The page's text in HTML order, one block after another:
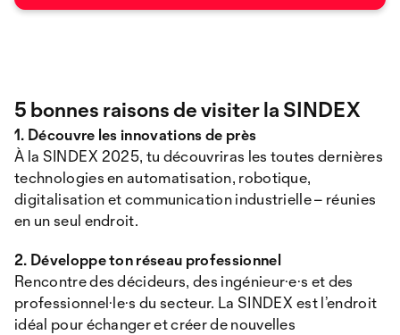
5 bonnes raisons de visiter la SINDEX
1. Découvre les innovations de près
À la SINDEX 2025, tu découvriras les toutes dernières
technologies en automatisation, robotique,
digitalisation et communication industrielle – réunies
en un seul endroit.
2. Développe ton réseau professionnel
Rencontre des décideurs, des ingénieur·e·s et des
professionnel·le·s du secteur. La SINDEX est l’endroit
idéal pour échanger et créer de nouvelles